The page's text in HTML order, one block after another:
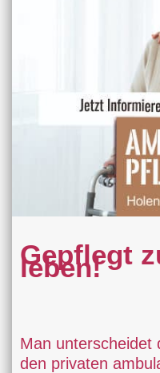
Gepflegt
leben!
Man unterscheidet
den privaten